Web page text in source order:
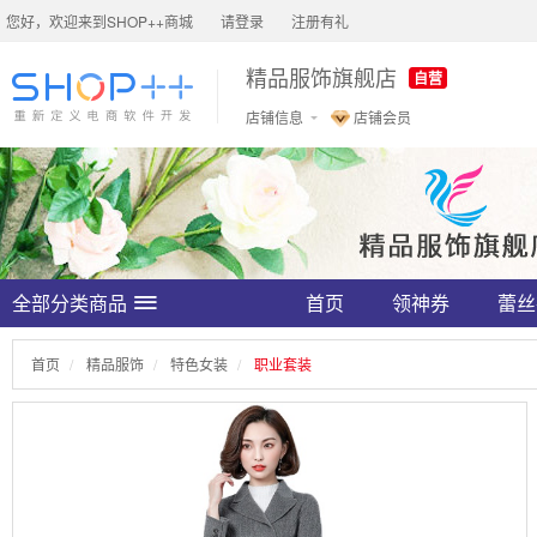
您好，欢迎来到SHOP++商城 请登录 注册有礼
精品服饰旗舰店 自营
店铺信息 店铺会员
全部分类商品 首页 领神券 蕾
首页 精品服饰 特色女装 职业套装